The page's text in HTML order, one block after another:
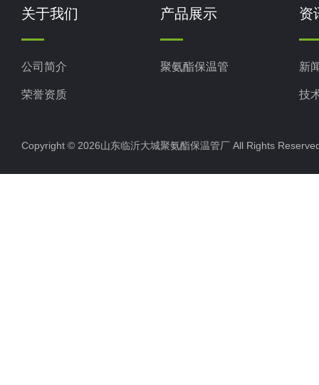
关于我们
公司简介
荣誉资质
产品展示
聚氨酯保温管
资
新
技
Copyright © 2026山东临沂大城聚氨酯保温管厂 All Rights